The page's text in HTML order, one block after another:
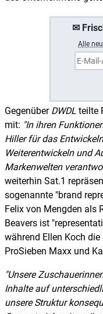
✉
Alle
Gegenüber DWDL teilte
mit: In ihren
Hiller für das
Weiterentwickeln und
Markenwelten
weiterhin Sat.1
sogenannte "brand
Felix von Mengden als
Beavers ist
während Ellen Koch
ProSieben Maxx und
Unsere
Inhalte auf
unsere Struktur